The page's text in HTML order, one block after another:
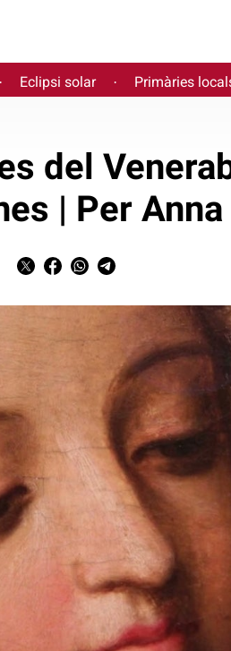
· Eclipsi solar · Primàries
del
| Per